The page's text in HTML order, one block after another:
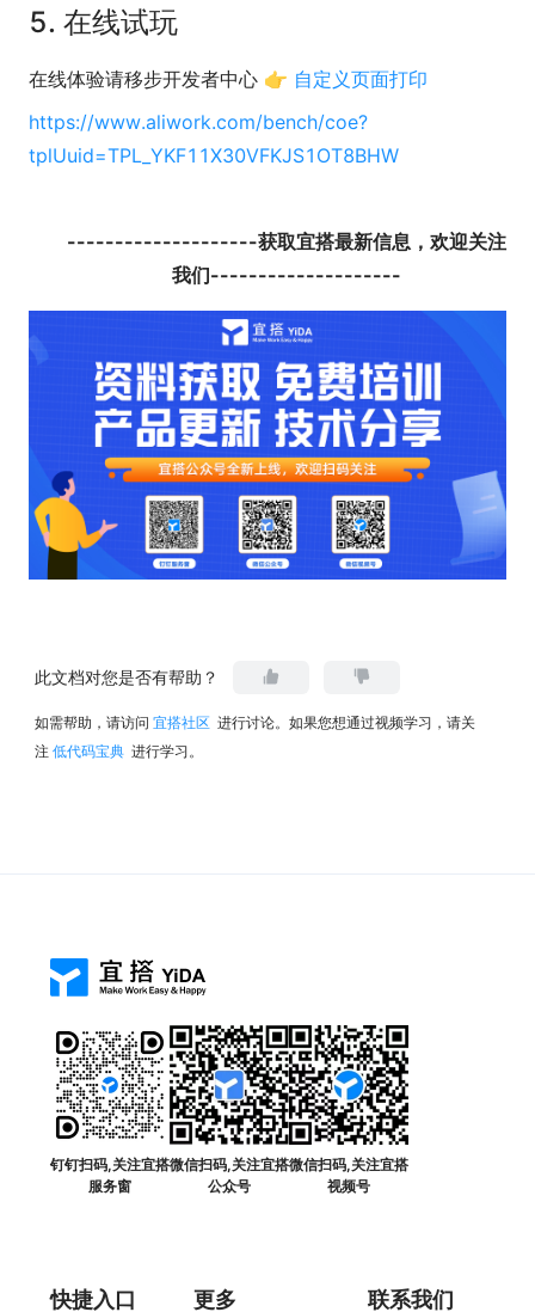
5. 在线试玩
在线体验请移步开发者中心 👉 自定义页面打印
https://www.aliwork.com/bench/coe?
tplUuid=TPL_YKF11X30VFKJS1OT8BHW
--------------------获取宜搭最新信息，欢迎关注
我们--------------------
此文档对您是否有帮助？
如需帮助，请访问 宜搭社区 进行讨论。如果您想通过视频学习，请关
注 低代码宝典 进行学习。
钉钉扫码,关注宜搭
服务窗
微信扫码,关注宜搭
公众号
微信扫码,关注宜搭
视频号
快捷入口 更多 联系我们